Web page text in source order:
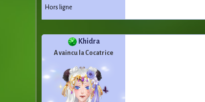
Hors ligne
Khidra
A vaincu la Cocatrice